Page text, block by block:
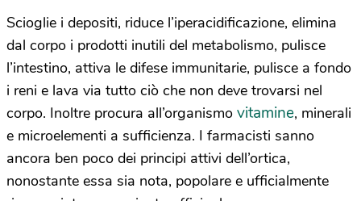
Scioglie i depositi, riduce l’iperacidificazione, elimina
dal corpo i prodotti inutili del metabolismo, pulisce
l’intestino, attiva le difese immunitarie, pulisce a fondo
i reni e lava via tutto ciò che non deve trovarsi nel
corpo. Inoltre procura all’organismo vitamine, minerali
e microelementi a sufficienza. I farmacisti sanno
ancora ben poco dei principi attivi dell’ortica,
nonostante essa sia nota, popolare e ufficialmente